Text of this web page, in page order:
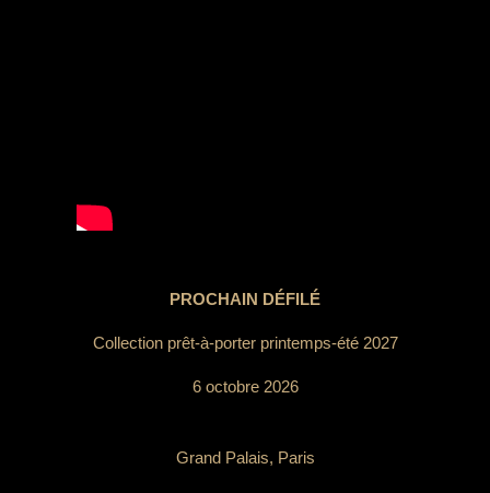
PROCHAIN DÉFILÉ
Collection prêt-à-porter printemps-été 2027
6 octobre 2026
Grand Palais, Paris